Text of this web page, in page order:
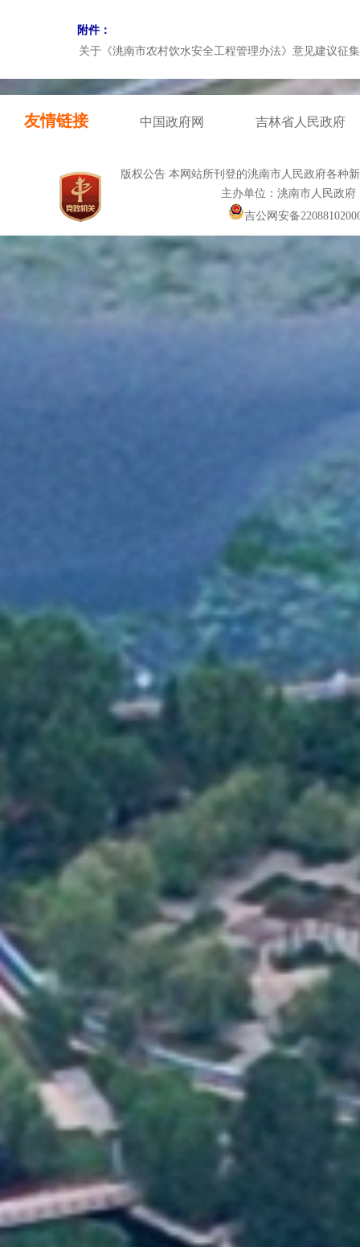
附件：
关于《洮南市农村饮水安全工程管理办法》意见建议征
友情链接 中国政府网 吉林省人民政府
版权公告 本网站所刊登的洮南市人民政府各种
主办单位：洮南市人民政
吉公网安备